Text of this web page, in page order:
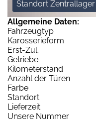
Standort Zentrallager
Allgemeine Daten:
Fahrzeugtyp
Karosserieform
Erst-Zul.
Getriebe
Kilometerstand
Anzahl der Türen
Farbe
Standort
Lieferzeit
Unsere Nummer